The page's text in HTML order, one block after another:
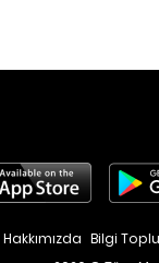
zamanların “yaz
Hakkımızda Bilgi